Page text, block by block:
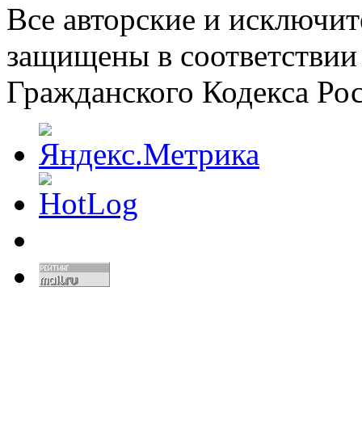
Все авторские и
защищены в
Гражданского Кодекса